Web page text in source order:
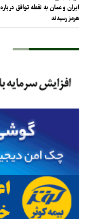
ایران و عمان به نقطه توافق درباره
هرمز رسیدند